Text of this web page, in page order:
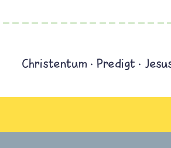
Christentum Predigt